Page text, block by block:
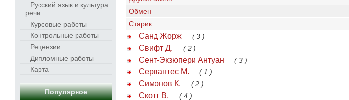
Русский язык и культура
речи
Курсовые работы
Контрольные работы
Рецензии
Дипломные работы
Карта
Популярное
Обмен
Старик
Санд Жорж ( 3 )
Свифт Д. ( 2 )
Сент-Экзюпери Антуан ( 3 )
Сервантес М. ( 1 )
Симонов К. ( 2 )
Скотт В. ( 4 )